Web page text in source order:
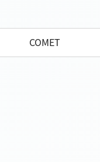
COMET